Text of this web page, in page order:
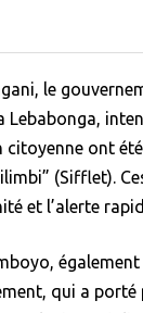
le
ont
(Sifflet).
et l’alerte
qui a porté